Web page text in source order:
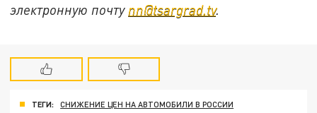
электронную почту nn@tsargrad.tv.
ТЕГИ:
СНИЖЕНИЕ ЦЕН НА АВТОМОБИЛИ В РОССИИ